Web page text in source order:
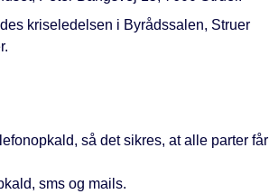
kriseledelsen i Byrådssalen, Struer
så det sikres, at alle parter får
sms og mails.